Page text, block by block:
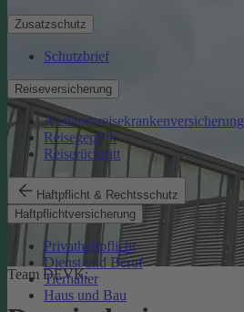
Zusatzschutz
Schutzbrief
Reiseversicherung
Auslandsreisekrankenversicherung
Reisegepäck
Reiserücktritt
Haftpflicht & Rechtsschutz
Haftpflichtversicherung
Privathaftpflicht
Dienst und Beruf
Tierhalter
Haus und Bau
Team DEVK: